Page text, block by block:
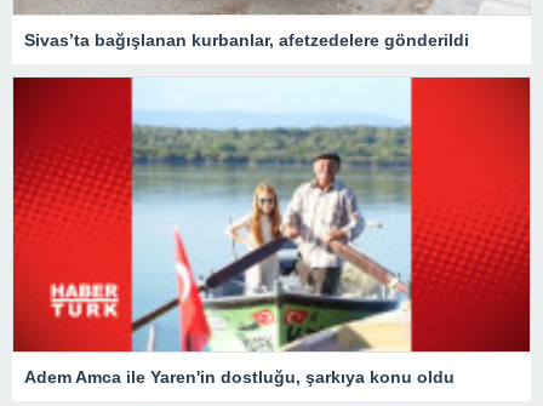
Sivas’ta bağışlanan kurbanlar, afetzedelere gönderildi
Adem Amca ile Yaren'in dostluğu, şarkıya konu oldu